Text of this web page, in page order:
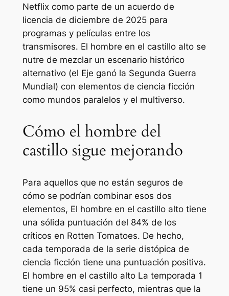
Netflix como parte de un acuerdo de
licencia de diciembre de 2025 para
programas y películas entre los
transmisores. El hombre en el castillo altose
nutre de mezclar un escenario histórico
alternativo (el Eje ganó la Segunda Guerra
Mundial) con elementos de ciencia ficción
como mundos paralelos y el multiverso.
Cómo el hombre del
castillo sigue mejorando
Para aquellos que no están seguros de
cómo se podrían combinar esos dos
elementos, El hombre en el castillo alto tiene
una sólida puntuación del 84% de los
críticos en Rotten Tomatoes. De hecho,
cada temporada de la serie distópica de
ciencia ficción tiene una puntuación positiva.
El hombre en el castillo alto La temporada 1
tiene un 95% casi perfecto, mientras que la